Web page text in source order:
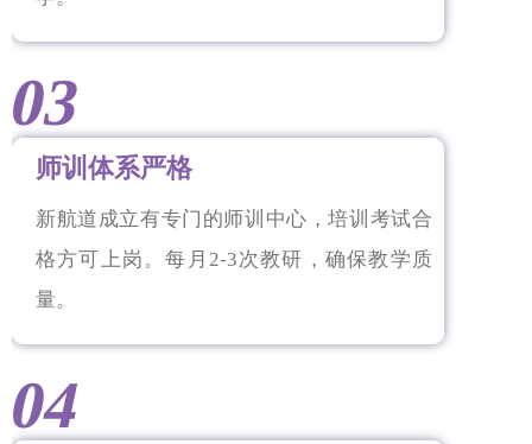
03
师训体系严格
新航道成立有专门的师训中心，培训考试合
格方可上岗。每月2-3次教研，确保教学质
量。
04